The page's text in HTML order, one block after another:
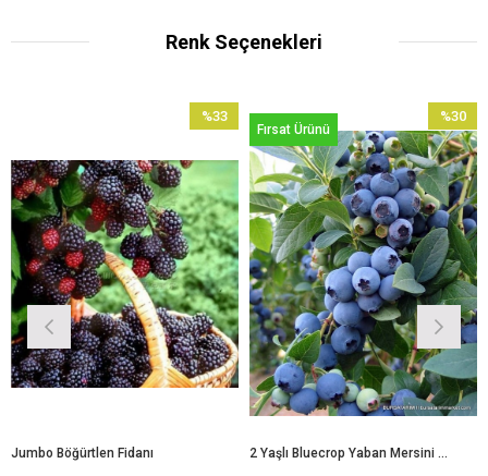
Renk Seçenekleri
Jumbo Böğürtlen Fidanı
%33
%33İndirim
2 Yaşlı Bluecrop Yaban Mersini Fidanı ( Maviyemiş)
%30
İndirim
Fırsat Ürünü